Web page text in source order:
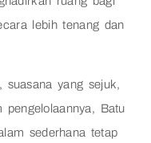
lebih tenang dan
suasana yang sejuk,
Batu
sederhana tetap